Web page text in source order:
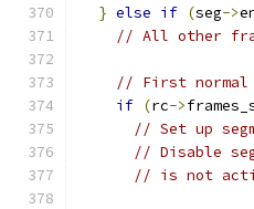
} else if (seg->
// All other
// First
if (rc->
// Set up
// Disable
// is not